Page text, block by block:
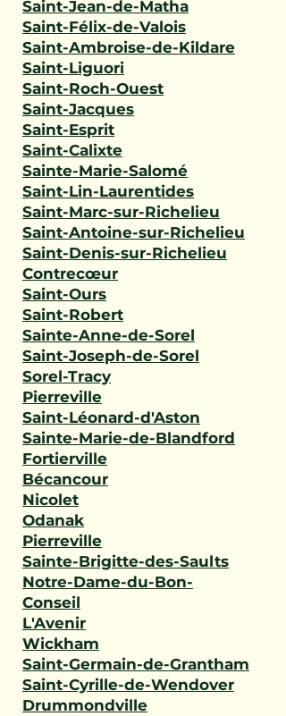
Saint-Jean-de-Matha
Saint-Félix-de-Valois
Saint-Ambroise-de-Kildare
Saint-Liguori
Saint-Roch-Ouest
Saint-Jacques
Saint-Esprit
Saint-Calixte
Sainte-Marie-Salomé
Saint-Lin-Laurentides
Saint-Marc-sur-Richelieu
Saint-Antoine-sur-Richelieu
Saint-Denis-sur-Richelieu
Contrecœur
Saint-Ours
Saint-Robert
Sainte-Anne-de-Sorel
Saint-Joseph-de-Sorel
Sorel-Tracy
Pierreville
Saint-Léonard-d'Aston
Sainte-Marie-de-Blandford
Fortierville
Bécancour
Nicolet
Odanak
Pierreville
Sainte-Brigitte-des-Saults
Notre-Dame-du-Bon-
Conseil
L'Avenir
Wickham
Saint-Germain-de-Grantham
Saint-Cyrille-de-Wendover
Drummondville